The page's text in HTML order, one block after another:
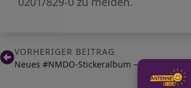
VORHERIGER BEITRAG
Neues #NMDO-Stickeralbum – Kampf